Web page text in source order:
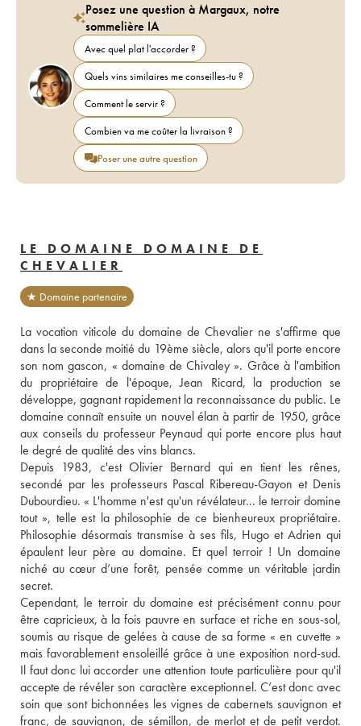
Posez une question à Margaux, notre
sommelière IA
Avec quel plat l'accorder ?
Quels vins similaires me conseilles-tu ?
Comment le servir ?
Combien va me coûter la livraison ?
Poser une autre question
LE DOMAINE DOMAINE DE
CHEVALIER
★ Domaine partenaire
La vocation viticole du domaine de Chevalier ne s'affirme que
dans la seconde moitié du 19ème siècle, alors qu'il porte encore
son nom gascon, « domaine de Chivaley ». Grâce à l'ambition
du propriétaire de l'époque, Jean Ricard, la production se
développe, gagnant rapidement la reconnaissance du public. Le
domaine connaît ensuite un nouvel élan à partir de 1950, grâce
aux conseils du professeur Peynaud qui porte encore plus haut
le degré de qualité des vins blancs.
Depuis 1983, c'est Olivier Bernard qui en tient les rênes,
secondé par les professeurs Pascal Ribereau-Gayon et Denis
Dubourdieu. « L'homme n'est qu'un révélateur... le terroir domine
tout », telle est la philosophie de ce bienheureux propriétaire.
Philosophie désormais transmise à ses fils, Hugo et Adrien qui
épaulent leur père au domaine. Et quel terroir ! Un domaine
niché au cœur d’une forêt, pensée comme un véritable jardin
secret.
Cependant, le terroir du domaine est précisément connu pour
être capricieux, à la fois pauvre en surface et riche en sous-sol,
soumis au risque de gelées à cause de sa forme « en cuvette »
mais favorablement ensoleillé grâce à une exposition nord-sud.
Il faut donc lui accorder une attention toute particulière pour qu'il
accepte de révéler son caractère exceptionnel. C’est donc avec
soin que sont bichonnées les vignes de cabernets sauvignon et
franc, de sauvignon, de sémillon, de merlot et de petit verdot.